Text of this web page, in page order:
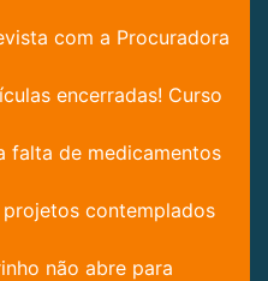
com a Procuradora
encerradas! Curso
falta de medicamentos
contemplados
não abre para